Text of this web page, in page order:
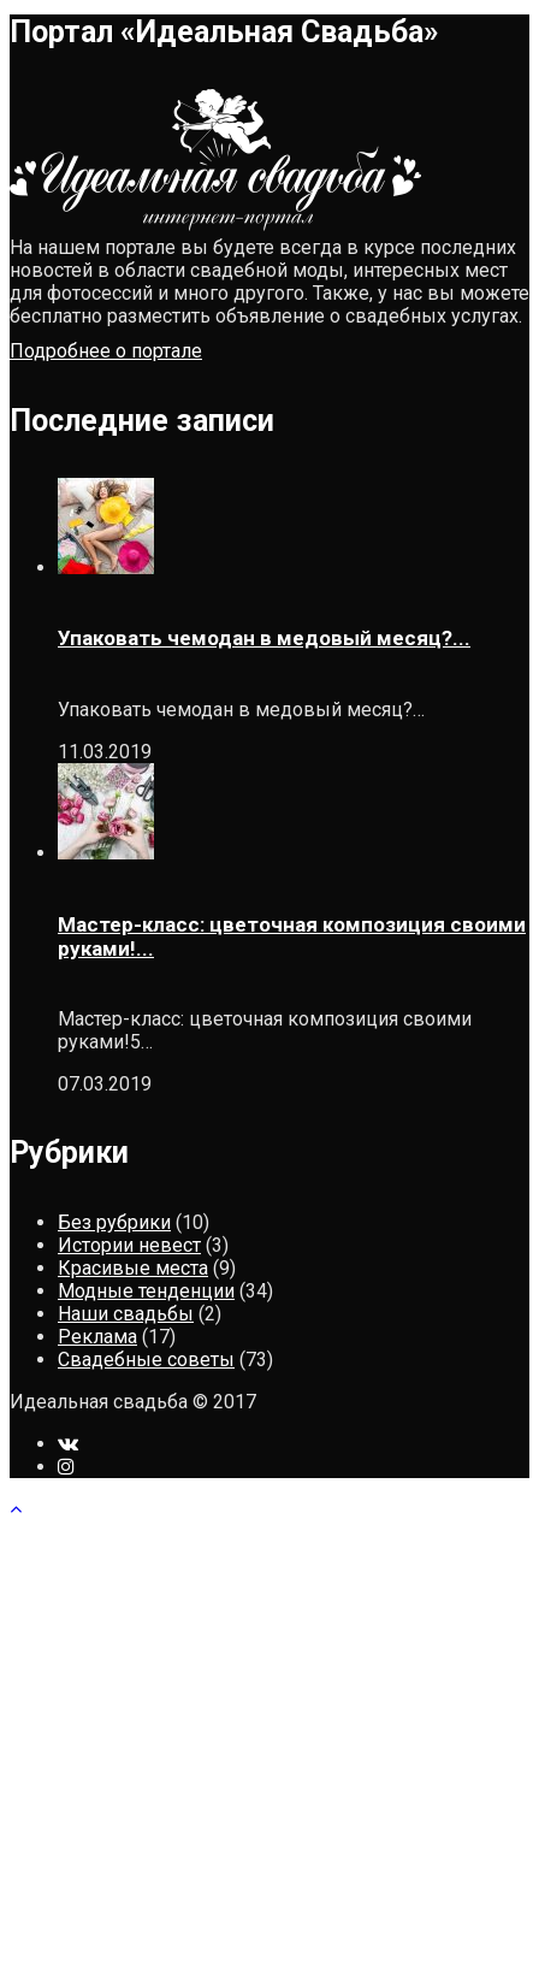
Портал «Идеальная Свадьба»
На нашем портале вы будете всегда в курсе последних
новостей в области свадебной моды, интересных мест
для фотосессий и много другого. Также, у нас вы можете
бесплатно разместить объявление о свадебных услугах.
Подробнее о портале
Последние записи
Упаковать чемодан в медовый месяц?...
Упаковать чемодан в медовый месяц?…
11.03.2019
Мастер-класс: цветочная композиция своими
руками!...
Мастер-класс: цветочная композиция своими
руками!5…
07.03.2019
Рубрики
Без рубрики (10)
Истории невест (3)
Красивые места (9)
Модные тенденции (34)
Наши свадьбы (2)
Реклама (17)
Свадебные советы (73)
Идеальная свадьба © 2017